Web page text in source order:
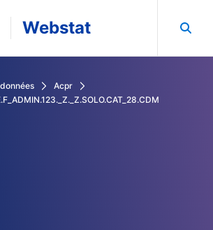
navigation
Webstat
Acpr